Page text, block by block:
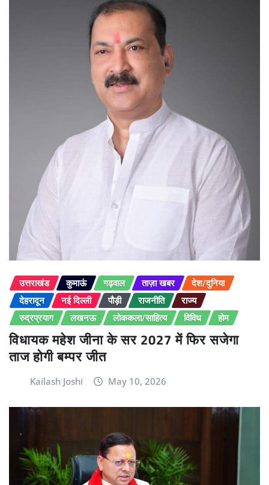
उत्तराखंड कुमाऊं गढ़वाल ताज़ा खबर
देश/दुनिया
देहरादून
नई दिल्ली पौड़ी राजनीति
राज्य
रुद्रप्रयाग
लखनऊ लोककला/साहित्य विविध होम
विधायक महेश जीना के सर 2027 में फिर सजेगा
ताज होगी बम्पर जीत
Kailash Joshi May 10, 2026